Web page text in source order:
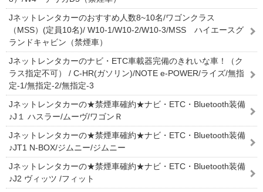
Jネットレンタカーのおすすめ人数8~10名/ワゴンクラス
（MSS）(定員10名)/ W10-1/W10-2/W10-3/MSS ハイエースグ
ランドキャビン（禁煙車）
Jネットレンタカーのナビ・ETC車載器完備のきれいな車！（ク
ラス指定不可） / C-HR(ガソリン)/NOTE e-POWER/ライズ/無指
定-1/無指定-2/無指定-3
Jネットレンタカーの★禁煙車確約★ナビ・ETC・Bluetooth装備
♪J１ ハスラー/ムーヴ/ワゴンＲ
Jネットレンタカーの★禁煙車確約★ナビ・ETC・Bluetooth装備
♪JT1 N-BOX/ジムニー/ジムニー
Jネットレンタカーの★禁煙車確約★ナビ・ETC・Bluetooth装備
♪J2 ヴィッツ /フィット